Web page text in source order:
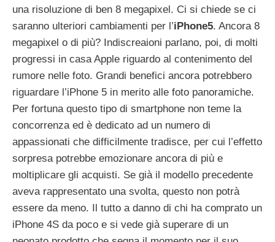
una risoluzione di ben 8 megapixel. Ci si chiede se ci
saranno ulteriori cambiamenti per l’iPhone5. Ancora 8
megapixel o di più? Indiscreaioni parlano, poi, di molti
progressi in casa Apple riguardo al contenimento del
rumore nelle foto. Grandi benefici ancora potrebbero
riguardare l’iPhone 5 in merito alle foto panoramiche.
Per fortuna questo tipo di smartphone non teme la
concorrenza ed è dedicato ad un numero di
appassionati che difficilmente tradisce, per cui l’effetto
sorpresa potrebbe emozionare ancora di più e
moltiplicare gli acquisti. Se già il modello precedente
aveva rappresentato una svolta, questo non potrà
essere da meno. Il tutto a danno di chi ha comprato un
iPhone 4S da poco e si vede già superare di un